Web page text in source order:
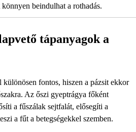
beindulhat a rothadás.
tápanyagok a
különösen fontos, hiszen a pázsit ekkor
Az őszi gyeptrágya főként
a fűszálak sejtfalát, elősegíti a
a fűt a betegségekkel szemben.